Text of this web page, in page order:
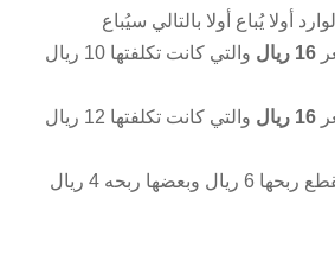
أولا يُباع أولا بالتالي سيُباع
16 ريال
والتي كانت تكلفتها 10 ريال
16 ريال
والتي كانت تكلفتها 12 ريال
بناءً عليه يكون بعض القطع ربحها 6 ريال وبعضها ربحه 4 ريال